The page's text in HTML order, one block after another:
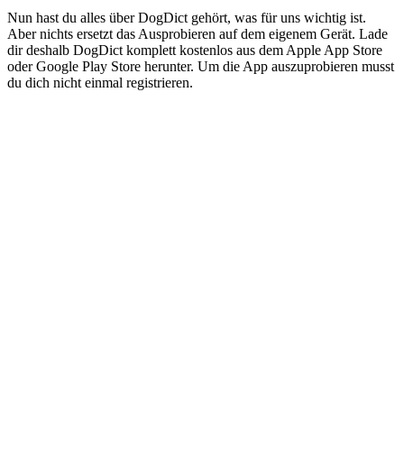
Nun hast du alles über DogDict gehört, was für uns wichtig ist.
Aber nichts ersetzt das Ausprobieren auf dem eigenem Gerät. Lade
dir deshalb DogDict komplett kostenlos aus dem Apple App Store
oder Google Play Store herunter. Um die App auszuprobieren musst
du dich nicht einmal registrieren.